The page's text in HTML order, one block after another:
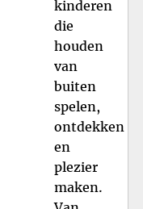
kinderen
die
houden
van
buiten
spelen,
ontdekken
en
plezier
maken.